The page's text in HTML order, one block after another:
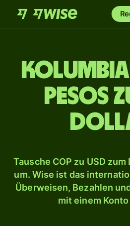
Pesos
Tausche COP zu USD
um. Wise ist das
Überweisen, Bezahlen
mit einem